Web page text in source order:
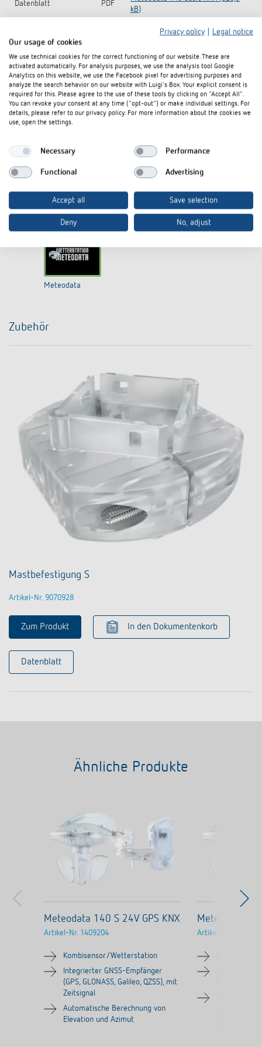
Datenblatt PDF
kB)
Gesamtkatalog 2026 (30,2 MB)
In den Dokumentenkorb
Personal data can thus be transferred to third party
platforms. For more information, please see our privacy policy.
Meteodata
Zubehör
Mastbefestigung S
Artikel-Nr. 9070928
Zum Produkt In den Dokumentenkorb
Datenblatt
Ähnliche Produkte
Meteodata 140 S 24V GPS KNX
Artikel-Nr. 1409204
Kombisensor/Wetterstation
Integrierter GNSS-Empfänger
(GPS, GLONASS, Galileo, QZSS), mit
Zeitsignal
Automatische Berechnung von
Elevation und Azimut
Meteodata
Artikel-Nr.
Privacy policy
Legal notice
Our usage of cookies
We use technical cookies for the correct functioning of our website. These are
activated automatically. For analysis purposes, we use the analysis tool Google
Analytics on this website, we use the Facebook pixel for advertising purposes and
analyze the search behavior on our website with Luigi's Box. Your explicit consent is
required for this. Please agree to the use of these tools by clicking on "Accept All".
You can revoke your consent at any time ("opt-out") or make individual settings. For
details, please refer to our privacy policy. For more information about the cookies we
use, open the settings.
Necessary Performance
Functional Advertising
Accept all Save selection
Deny No, adjust